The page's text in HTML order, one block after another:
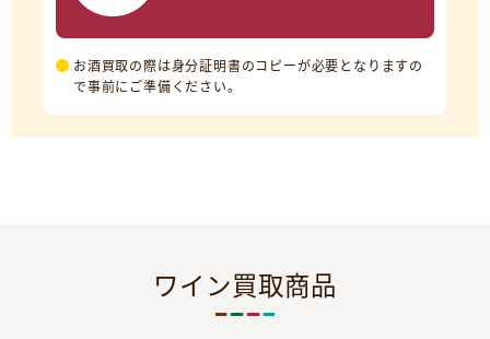
お酒買取の際は身分証明書のコピーが必要となりますの
で事前にご準備ください。
ワイン買取商品